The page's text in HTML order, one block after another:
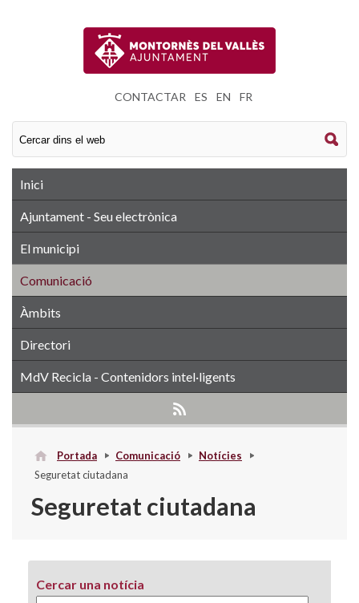
CONTACTAR ES EN FR
Inici
Ajuntament - Seu electrònica
El municipi
Comunicació
Àmbits
Directori
MdV Recicla - Contenidors intel·ligents
Portada Comunicació
Notícies
Seguretat ciutadana
Seguretat ciutadana
Cercar una notícia